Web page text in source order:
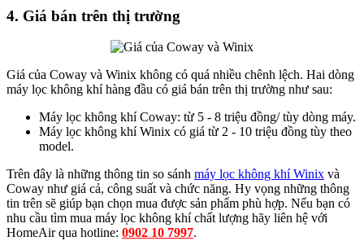
4. Giá bán trên thị trường
Giá của Coway và Winix không có quá nhiều chênh lệch. Hai dòng
máy lọc không khí hàng đầu có giá bán trên thị trường như sau:
Máy lọc không khí Coway: từ 5 - 8 triệu đồng/ tùy dòng máy.
Máy lọc không khí Winix có giá từ 2 - 10 triệu đồng tùy theo
model.
Trên đây là những thông tin so sánh máy lọc không khí Winix và
Coway như giá cả, công suất và chức năng. Hy vọng những thông
tin trên sẽ giúp bạn chọn mua được sản phẩm phù hợp. Nếu bạn có
nhu cầu tìm mua máy lọc không khí chất lượng hãy liên hệ với
HomeAir qua hotline: 0902 10 7997.